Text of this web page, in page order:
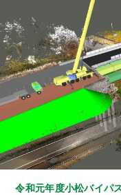
令和元年度小松バイパ